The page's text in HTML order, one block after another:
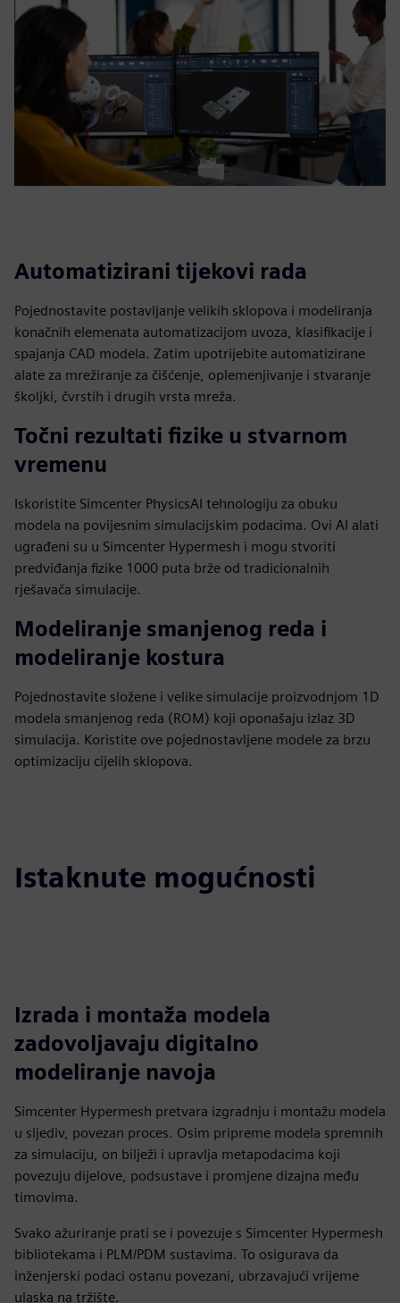
Automatizirani tijekovi rada
Pojednostavite postavljanje velikih sklopova i modeliranja
konačnih elemenata automatizacijom uvoza, klasifikacije i
spajanja CAD modela. Zatim upotrijebite automatizirane
alate za mrežiranje za čišćenje, oplemenjivanje i stvaranje
školjki, čvrstih i drugih vrsta mreža.
Točni rezultati fizike u stvarnom
vremenu
Iskoristite Simcenter PhysicsAI tehnologiju za obuku
modela na povijesnim simulacijskim podacima. Ovi AI alati
ugrađeni su u Simcenter Hypermesh i mogu stvoriti
predviđanja fizike 1000 puta brže od tradicionalnih
rješavača simulacije.
Modeliranje smanjenog reda i
modeliranje kostura
Pojednostavite složene i velike simulacije proizvodnjom 1D
modela smanjenog reda (ROM) koji oponašaju izlaz 3D
simulacija. Koristite ove pojednostavljene modele za brzu
optimizaciju cijelih sklopova.
Istaknute mogućnosti
Izrada i montaža modela
zadovoljavaju digitalno
modeliranje navoja
Simcenter Hypermesh pretvara izgradnju i montažu modela
u sljediv, povezan proces. Osim pripreme modela spremnih
za simulaciju, on bilježi i upravlja metapodacima koji
povezuju dijelove, podsustave i promjene dizajna među
timovima.
Svako ažuriranje prati se i povezuje s Simcenter Hypermesh
bibliotekama i PLM/PDM sustavima. To osigurava da
inženjerski podaci ostanu povezani, ubrzavajući vrijeme
ulaska na tržište.